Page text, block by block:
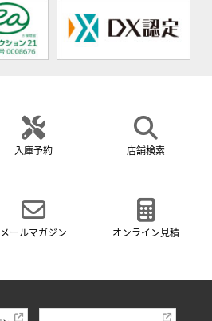
入庫予約 店舗検索
メールマガジン オンライン見積